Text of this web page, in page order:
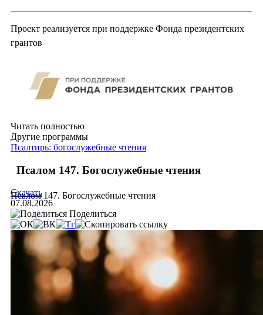
Проект реализуется при поддержке Фонда президентских
грантов
Читать полностью
Другие программы
Псалтирь: богослужебные чтения
Псалом 147. Богослужебные чтения
Псалом 147. Богослужебные чтения
Скачать
07.08.2026
Поделиться